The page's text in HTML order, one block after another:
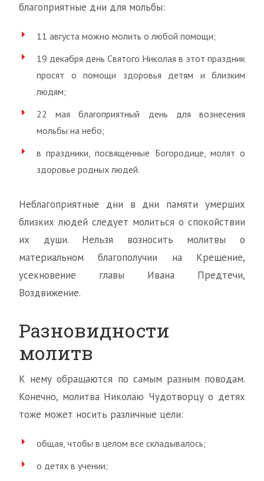
благоприятные дни для мольбы:
11 августа можно молить о любой помощи;
19 декабря день Святого Николая в этот праздник
просят о помощи здоровья детям и близким
людям;
22 мая благоприятный день для вознесения
мольбы на небо;
в праздники, посвященные Богородице, молят о
здоровье родных людей.
Неблагоприятные дни в дни памяти умерших
близких людей следует молиться о спокойствии
их души. Нельзя возносить молитвы о
материальном благополучии на Крещение,
усекновение главы Ивана Предтечи,
Воздвижение.
Разновидности
молитв
К нему обращаются по самым разным поводам.
Конечно, молитва Николаю Чудотворцу о детях
тоже может носить различные цели:
общая, чтобы в целом все складывалось;
о детях в учении;